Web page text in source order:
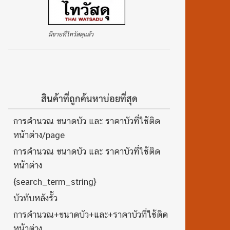
มีขายที่ไทวัสดุแล้ว
สินค้าที่ถูกค้นหาบ่อยที่สุด
การคำนวณ ขนาดบัว และ ราคาบัวที่ใช้ติด
หน้าต่าง/page
การคำนวณ ขนาดบัว และ ราคาบัวที่ใช้ติด
หน้าต่าง
{search_term_string}
บัวทับหลังรั้ว
การคำนวณ+ขนาดบัว+และ+ราคาบัวที่ใช้ติด